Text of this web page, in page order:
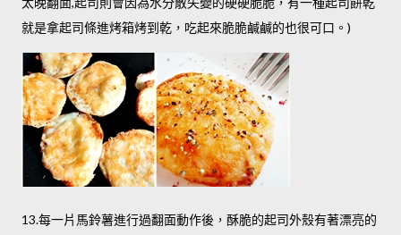
就是拿起司條進烤箱烤到乾，吃起來脆脆鹹鹹的也很可口。)
13.每一片馬鈴薯進行過翻面動作後，酥脆的起司外殼有著漂亮的